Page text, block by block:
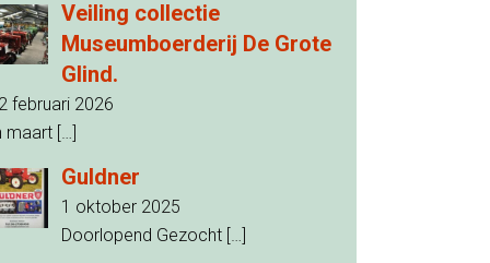
Veiling collectie
Museumboerderij De Grote
Glind.
februari 2026
maart […]
Guldner
1 oktober 2025
Doorlopend Gezocht […]